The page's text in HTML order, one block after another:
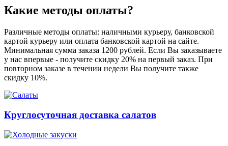
Какие методы оплаты?
Различные методы оплаты: наличными курьеру, банковской
картой курьеру или оплата банковской картой на сайте.
Минимальная сумма заказа 1200 рублей. Если Вы заказываете
у нас впервые - получите скидку 20% на первый заказ. При
повторном заказе в течении недели Вы получите также
скидку 10%.
Круглосуточная доставка салатов